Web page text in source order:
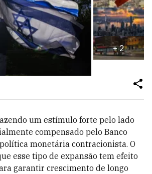
+2
um estímulo forte pelo lado
compensado pelo Banco
monetária contracionista. O
esse tipo de expansão tem efeito
garantir crescimento de longo